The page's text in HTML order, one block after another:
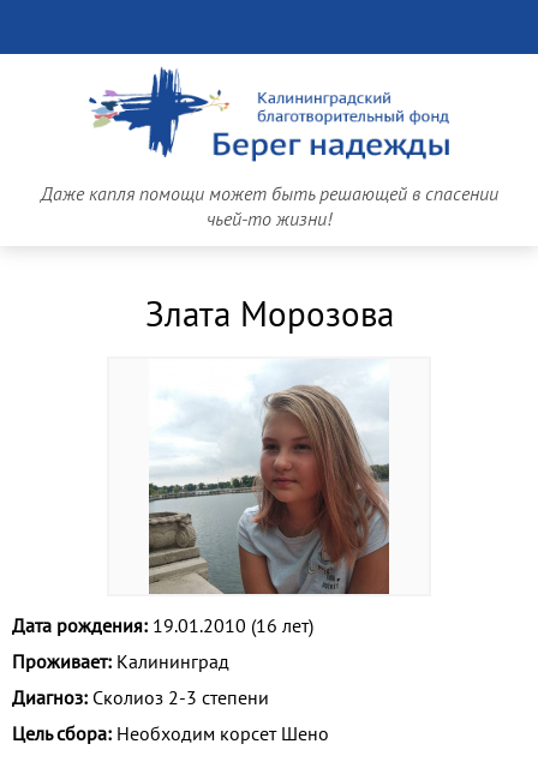
Даже капля помощи может быть решающей в спасении
чьей-то жизни!
Злата Морозова
Дата рождения: 19.01.2010 (16 лет)
Проживает: Калининград
Диагноз: Сколиоз 2-3 степени
Цель сбора: Необходим корсет Шено